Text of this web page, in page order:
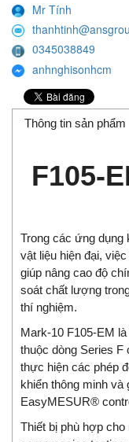
Mr Tính
0345038849
anhnghisonhcm
Thông tin sản phẩm
F105-
Trong các ứng
vật liệu hiện đại,
giúp nâng cao độ
soát chất lượng
thí nghiệm.
Mark-10 F105-EM
thuộc dòng Series
thực hiện các phép
khiển thông minh và
EasyMESUR®
Thiết bị phù hợp